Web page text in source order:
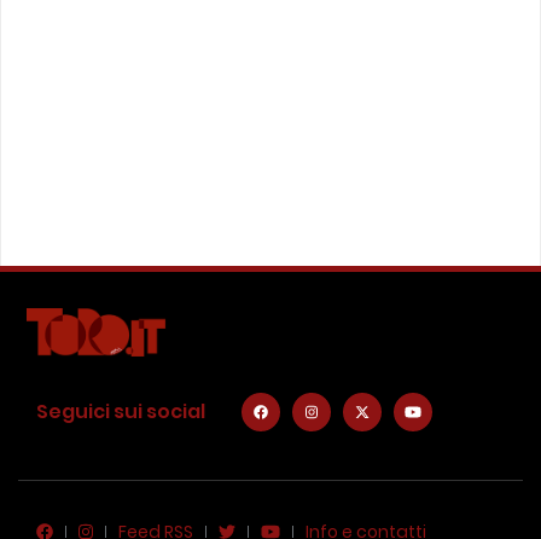
Seguici sui social
Feed RSS Info e contatti